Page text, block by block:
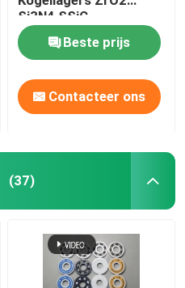
Si3N4 SSiC
Beste prijs
Contacteer ons
(37)